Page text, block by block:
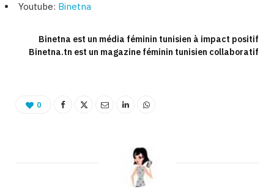
Youtube: Binetna
Binetna est un média féminin tunisien à impact positif
Binetna.tn est un magazine féminin tunisien collaboratif
0